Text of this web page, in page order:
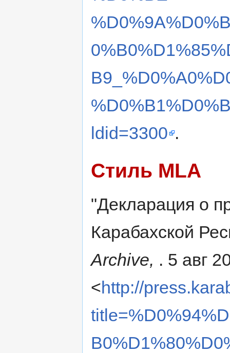
ldid=3300 .
Стиль MLA
"Декларация о
Карабахской
Archive, . 5 авг
<http://